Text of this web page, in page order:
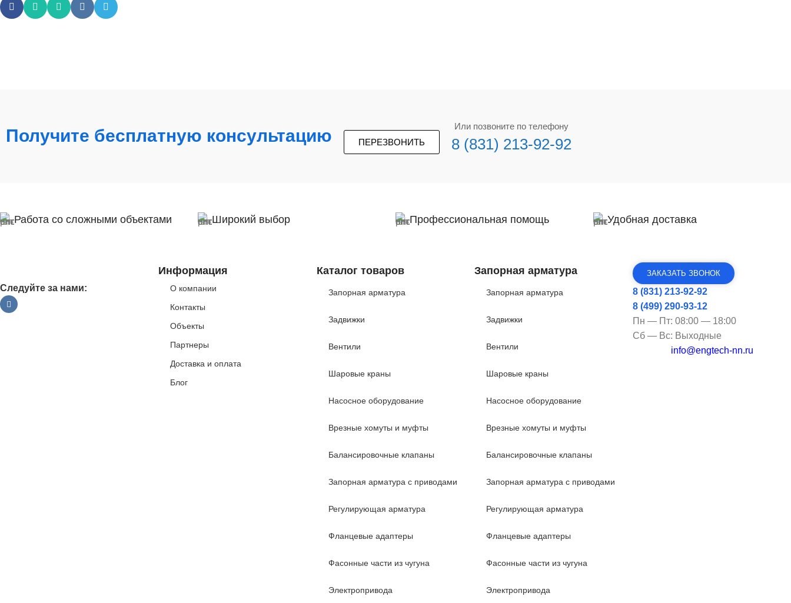
Получите бесплатную консультацию ПЕРЕЗВОНИТЬ
Или позвоните по телефону
8 (831) 213-92-92
Работа со сложными объектами Широкий выбор Профессиональная помощь Удобная доставка
Следуйте за нами:
Информация
О компании
Контакты
Объекты
Партнеры
Доставка и оплата
Блог
Каталог товаров
Запорная арматура
Задвижки
Вентили
Шаровые краны
Насосное оборудование
Врезные хомуты и муфты
Балансировочные клапаны
Запорная арматура с приводами
Регулирующая арматура
Фланцевые адаптеры
Фасонные части из чугуна
Электропривода
Запорная арматура
Запорная арматура
Задвижки
Вентили
Шаровые краны
Насосное оборудование
Врезные хомуты и муфты
Балансировочные клапаны
Запорная арматура с приводами
Регулирующая арматура
Фланцевые адаптеры
Фасонные части из чугуна
Электропривода
ЗАКАЗАТЬ ЗВОНОК
8 (831) 213-92-92
8 (499) 290-93-12
Пн — Пт: 08:00 — 18:00
Сб — Вс: Выходные
info@engtech-nn.ru